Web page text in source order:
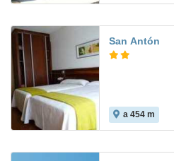
San Antón
a 454 m